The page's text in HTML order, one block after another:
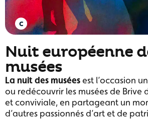
Nuit européenne
musées
La nuit des muséesest l’occasion
ou redécouvrir les musées de Brive
et conviviale, en partageant un
d’autres passionnés d’art et de